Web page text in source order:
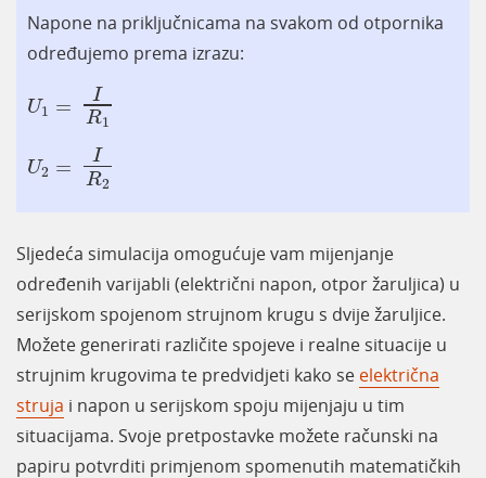
Napone na priključnicama na svakom od otpornika
određujemo prema izrazu:
U1 =
I
R1
1
U2 =
I
R2
2
Sljedeća simulacija omogućuje vam mijenjanje
određenih varijabli (električni napon, otpor žaruljica) u
serijskom spojenom strujnom krugu s dvije žaruljice.
Možete generirati različite spojeve i realne situacije u
strujnim krugovima te predvidjeti kako se električna
struja i napon u serijskom spoju mijenjaju u tim
situacijama. Svoje pretpostavke možete računski na
papiru potvrditi primjenom spomenutih matematičkih